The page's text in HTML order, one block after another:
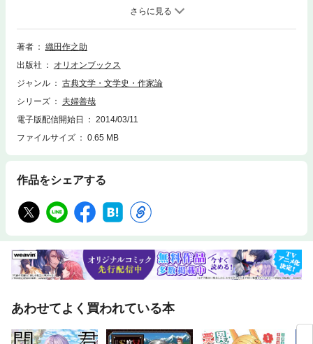
吉が放蕩してしまう。商売を転々とするがちっとも長続きしない男になぜ
蝶子は惚れたのか。たくましく生きる大阪の庶民を描いた織田作之助の代
表作のひとつ。
著者
織田作之助
出版社
オリオンブックス
ジャンル
古典文学・文学史・作家論
シリーズ
夫婦善哉
電子版配信開始日
2014/03/11
ファイルサイズ
0.65 MB
作品をシェアする
あわせてよく買われている本